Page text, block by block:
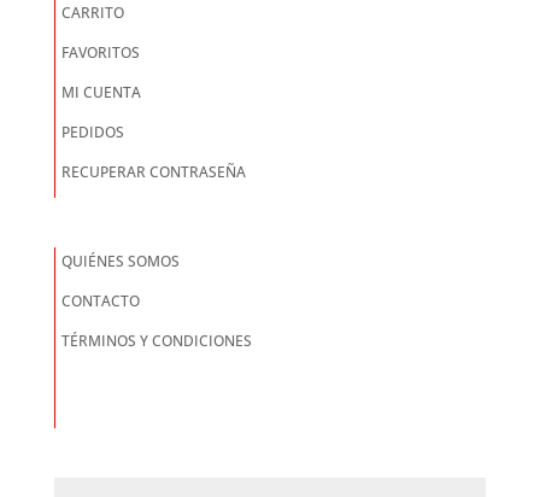
CARRITO
FAVORITOS
MI CUENTA
PEDIDOS
RECUPERAR CONTRASEÑA
QUIÉNES SOMOS
CONTACTO
TÉRMINOS Y CONDICIONES